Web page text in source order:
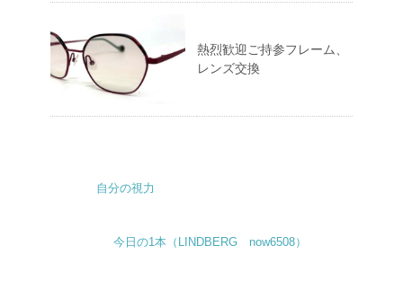
熱烈歓迎ご持参フレーム、
レンズ交換
自分の視力
今日の1本（LINDBERG now6508）